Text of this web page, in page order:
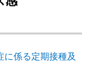
に係る定期接種及